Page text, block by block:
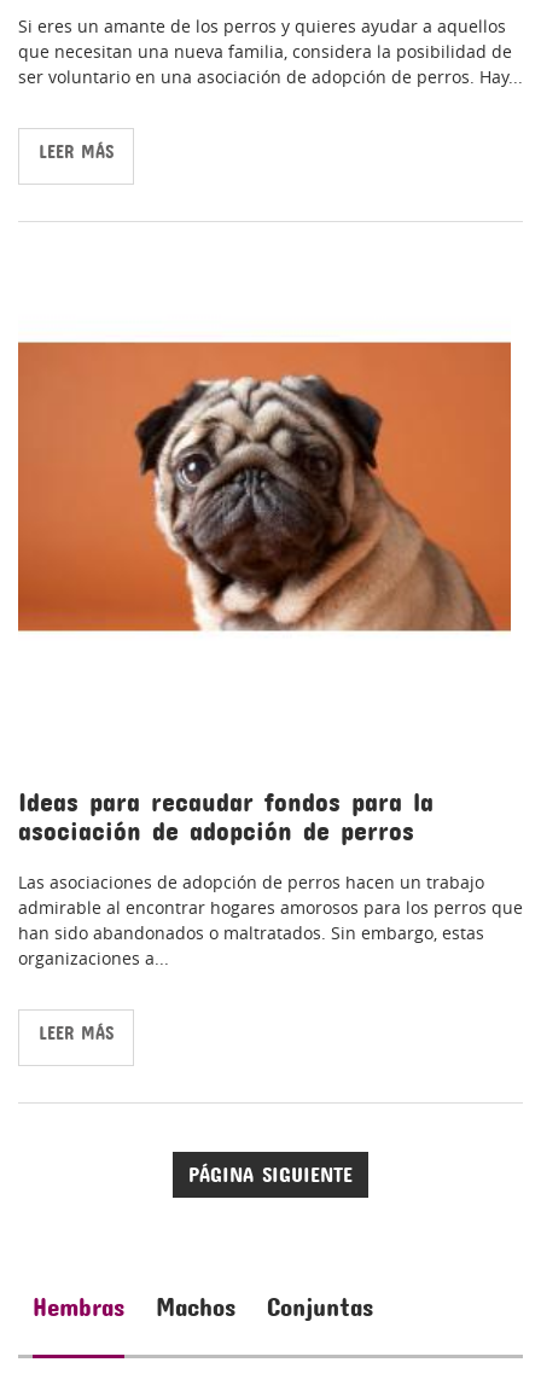
Si eres un amante de los perros y quieres ayudar a aquellos
que necesitan una nueva familia, considera la posibilidad de
ser voluntario en una asociación de adopción de perros. Hay...
LEER MÁS
Ideas para recaudar fondos para la
asociación de adopción de perros
Las asociaciones de adopción de perros hacen un trabajo
admirable al encontrar hogares amorosos para los perros que
han sido abandonados o maltratados. Sin embargo, estas
organizaciones a...
LEER MÁS
PÁGINA SIGUIENTE
Hembras Machos Conjuntas